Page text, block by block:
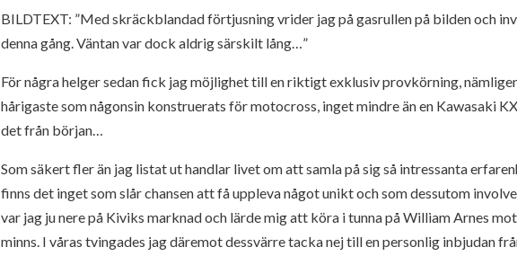
BILDTEXT: ”Med skräckblandad förtjusning vrider jag på gasrullen på bilden och
denna gång. Väntan var dock aldrig särskilt lång…”
För några helger sedan fick jag möjlighet till en riktigt exklusiv provkörning,
hårigaste som någonsin konstruerats för motocross, inget mindre än en Kawasaki
det från början…
Som säkert fler än jag listat ut handlar livet om att samla på sig så intressanta
finns det inget som slår chansen att få uppleva något unikt och som dessutom
var jag ju nere på Kiviks marknad och lärde mig att köra i tunna på William Arnes
minns. I våras tvingades jag däremot dessvärre tacka nej till en personlig inbjudan